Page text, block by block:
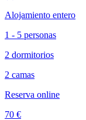
Alojamiento entero
1 - 5 personas
2 dormitorios
2 camas
Reserva online
70 €